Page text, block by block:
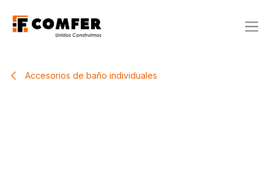
Accesorios de baño individuales